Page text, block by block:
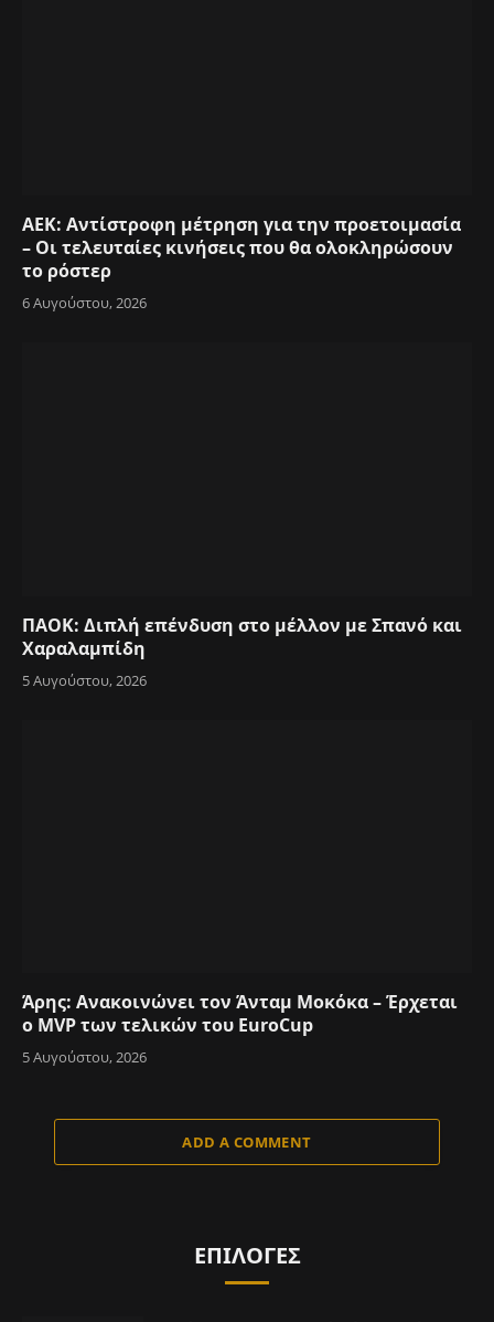
ΑΕΚ: Αντίστροφη μέτρηση για την προετοιμασία
– Οι τελευταίες κινήσεις που θα ολοκληρώσουν
το ρόστερ
6 Αυγούστου, 2026
ΠΑΟΚ: Διπλή επένδυση στο μέλλον με Σπανό και
Χαραλαμπίδη
5 Αυγούστου, 2026
Άρης: Ανακοινώνει τον Άνταμ Μοκόκα – Έρχεται
ο MVP των τελικών του EuroCup
5 Αυγούστου, 2026
ADD A COMMENT
ΕΠΙΛΟΓΈΣ